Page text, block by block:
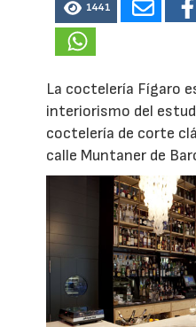
1441
La coctelería Fígaro
interiorismo del
coctelería de corte
calle Muntaner de